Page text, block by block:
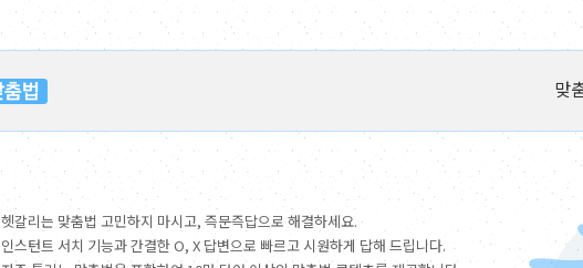
맞
헷갈리는 맞춤법 고민하지 마시고, 즉문즉답으로 해결하세요.
인스턴트 서치 기능과 간결한 O, X 답변으로 빠르고 시원하게 답해 드립니다.